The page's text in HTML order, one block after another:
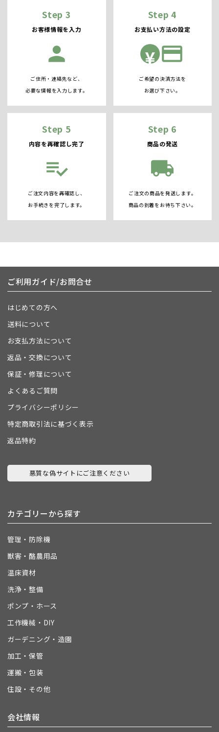
Step 3
お客様情報を入力
person
ご住所・連絡先など、
必要な情報を入力します。
Step 4
お支払い方法の設定
¥ credit_card
ご希望の決済方法を
お選び下さい。
Step 5
内容を再確認し完了
playlist_add_check
ご注文内容を再確認し、
お手続きを完了します。
Step 6
商品の発送
local_shipping
ご注文の商品を発送します。
商品の到着をお待ち下さい。
ご利用ガイド/お問合せ
はじめての方へ
送料について
お支払方法について
返品・交換について
保証・修理について
よくあるご質問
プライバシーポリシー
特定商取引法に基づく表示
返品特約
悪質な偽サイトにご注意ください
カテゴリーから探す
管理・防除機
獣害・酪農用品
温床資材
洗浄・整備
ポンプ・ホース
工作機械・DIY
ガーデニング・造園
加工・保管
運搬・包装
住設・その他
会社情報